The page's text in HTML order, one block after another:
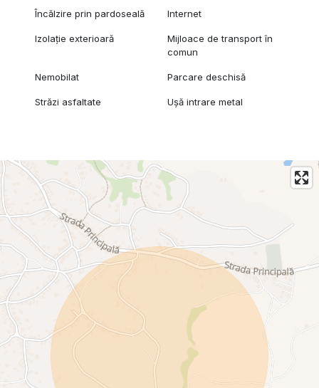
Încălzire prin pardoseală Internet
Izolație exterioară
Mijloace de transport în
comun
Nemobilat Parcare deschisă
Străzi asfaltate Ușă intrare metal